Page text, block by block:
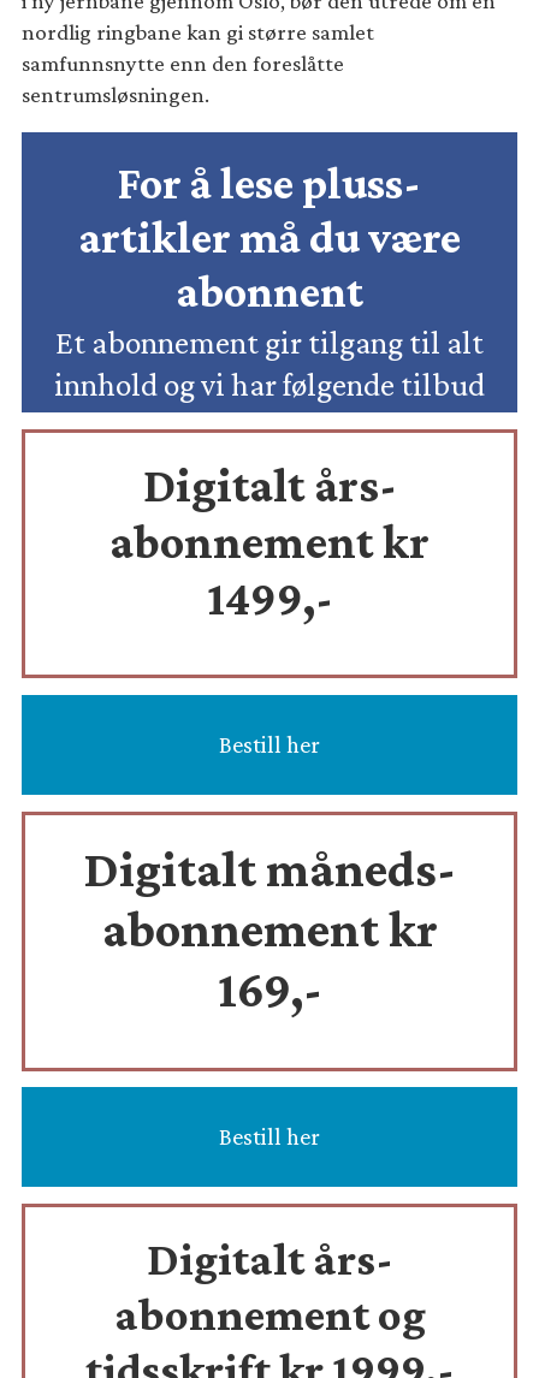
nordlig ringbane kan gi større samlet
samfunnsnytte enn den foreslåtte
sentrumsløsningen.
For å lese pluss-
artikler må du være
abonnent
Et abonnement gir tilgang til alt
innhold og vi har følgende tilbud
Digitalt års-
abonnement kr
1499,-
Bestill her
Digitalt måneds-
abonnement kr
169,-
Bestill her
Digitalt års-
abonnement og